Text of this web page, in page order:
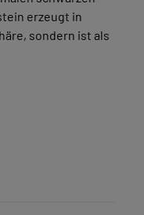
erzeugt in
sondern ist als